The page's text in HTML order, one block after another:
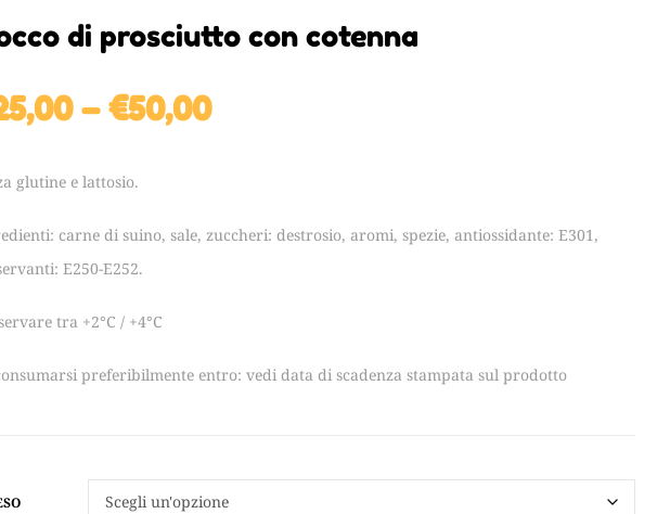
di prosciutto con cotenna
– €50,00Price
€25,00
glutine e lattosio.
carne di suino, sale, zuccheri: destrosio, aromi, spezie, antiossidante: E301,
E250-E252.
tra +2°C / +4°C
preferibilmente entro: vedi data di scadenza stampata sul prodotto